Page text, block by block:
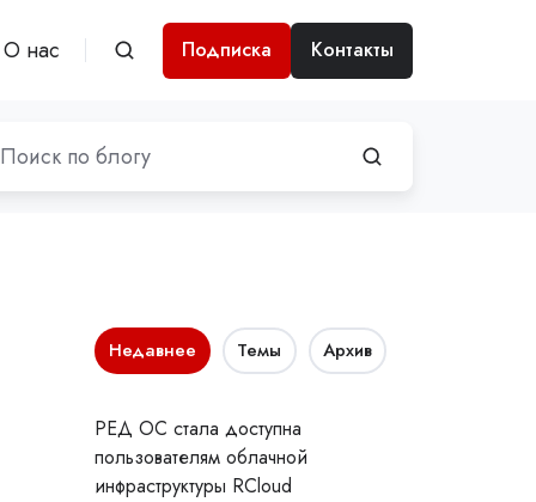
О нас Подписка Контакты
Недавнее Темы Архив
РЕД ОС стала доступна
пользователям облачной
инфраструктуры RCloud